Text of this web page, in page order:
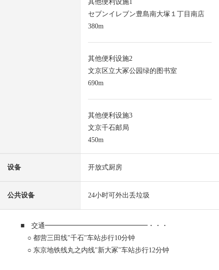
其他便利设施1
セブンイレブン豊島南大塚１丁目南店
380m
其他便利设施2
文京区立大冢公园绿的图书室
690m
其他便利设施3
文京千石邮局
450m
设备 开放式厨房
公共设备 24小时可外出丢垃圾
■ 交通━━━━━━━━━━━━━━━・・・
○ 都营三田线"千石"车站步行10分钟
○ 东京地铁线丸之内线"新大冢"车站步行12分钟